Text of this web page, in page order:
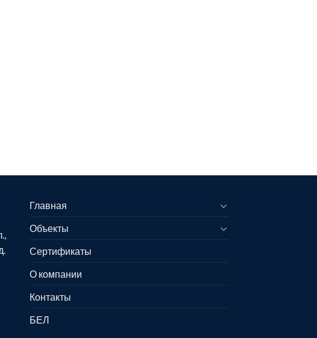
Главная
Объекты
Сертификаты
О компании
Контакты
БЕЛ